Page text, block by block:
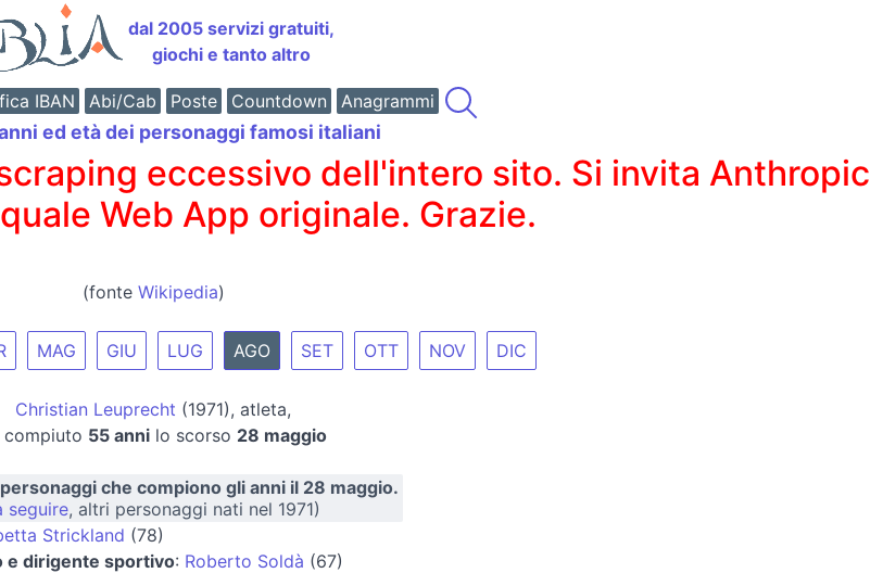
dal 2005 servizi gratuiti,
giochi e tanto altro
IBAN Abi/Cab Poste Countdown Anagrammi
ed età dei personaggi famosi italiani
eccessivo dell'intero sito. Si invita Anthropic
Web App originale. Grazie.
(fonte Wikipedia)
MAG GIU LUG AGO SET OTT NOV DIC
Christian Leuprecht (1971), atleta,
compiuto 55 anni lo scorso 28 maggio
che compiono gli anni il 28 maggio.
seguire, altri personaggi nati nel 1971)
Strickland (78)
e dirigente sportivo: Roberto Soldà (67)